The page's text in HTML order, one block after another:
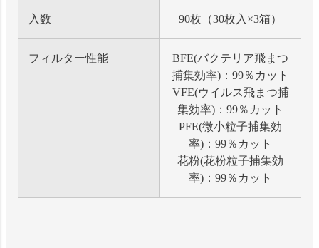
入数 90枚（30枚入×3箱）
フィルター性能
BFE(バクテリア飛まつ
捕集効率)：99％カット
VFE(ウイルス飛まつ捕
集効率)：99％カット
PFE(微小粒子捕集効
率)：99％カット
花粉(花粉粒子捕集効
率)：99％カット